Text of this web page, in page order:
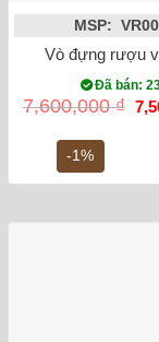
-1%
MSP:
Vò đựng rượu
Đã bán:
7,600,000₫ Giá
gốc